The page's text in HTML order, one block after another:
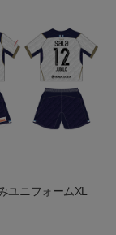
ユニフォームXL